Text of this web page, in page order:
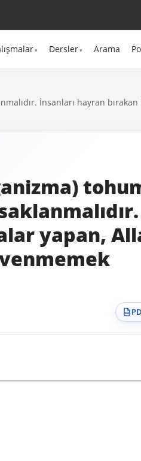
Dersler Arama
İnsanları hayran
yapan,